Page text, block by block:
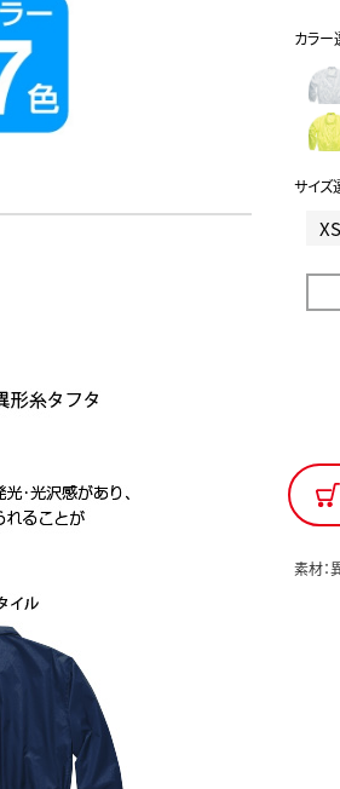
カラー
サイズ
XS
素材